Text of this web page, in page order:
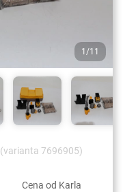
1/11
(varianta 7696905)
Cena od Karla